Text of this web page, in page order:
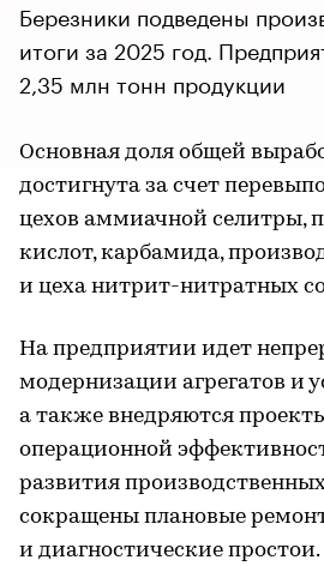
Березники подведены
итоги за 2025 год.
2,35 млн тонн продукции
Основная доля общей
достигнута за счет
цехов аммиачной селитры,
кислот, карбамида,
и цеха нитрит-нитратных
На предприятии идет
модернизации агрегатов и
а также внедряются
операционной
развития
сокращены плановые
и диагностические